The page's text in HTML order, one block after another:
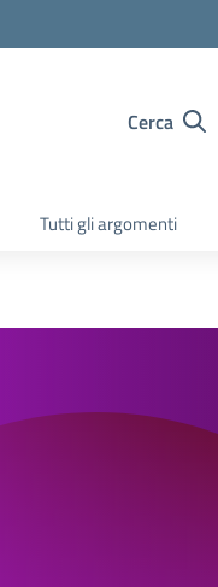
Cerca
Tutti gli argomenti